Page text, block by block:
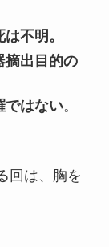
不明。
摘出目的の
ではない。
回は、胸を